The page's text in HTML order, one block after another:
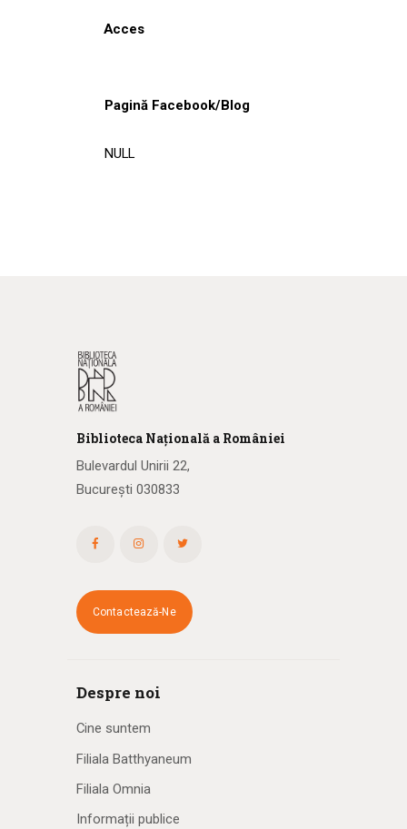
Acces
Pagină Facebook/Blog
NULL
Biblioteca Națională a României
Bulevardul Unirii 22,
București 030833
Contactează-Ne
Despre noi
Cine suntem
Filiala Batthyaneum
Filiala Omnia
Informații publice